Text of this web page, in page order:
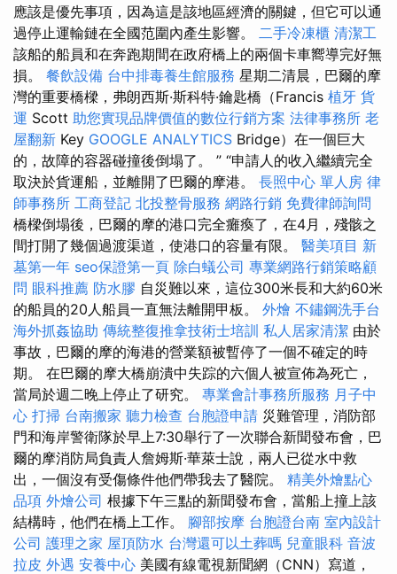
應該是優先事項，因為這是該地區經濟的關鍵，但它可以通
過停止運輸鏈在全國范圍內產生影響。 二手冷凍櫃 清潔工
該船的船員和在奔跑期間在政府橋上的兩個卡車嚮導完好無
損。 餐飲設備 台中排毒養生館服務 星期二清晨，巴爾的摩
灣的重要橋樑，弗朗西斯·斯科特·鑰匙橋（Francis 植牙 貨
運 Scott 助您實現品牌價值的數位行銷方案 法律事務所 老
屋翻新 Key GOOGLE ANALYTICS Bridge）在一個巨大
的，故障的容器碰撞後倒塌了。 ” “申請人的收入繼續完全
取決於貨運船，並離開了巴爾的摩港。 長照中心 單人房 律
師事務所 工商登記 北投整骨服務 網路行銷 免費律師詢問
橋樑倒塌後，巴爾的摩的港口完全癱瘓了，在4月，殘骸之
間打開了幾個過渡渠道，使港口的容量有限。 醫美項目 新
墓第一年 seo保證第一頁 除白蟻公司 專業網路行銷策略顧
問 眼科推薦 防水膠 自災難以來，這位300米長和大約60米
的船員的20人船員一直無法離開甲板。 外燴 不鏽鋼洗手台
海外抓姦協助 傳統整復推拿技術士培訓 私人居家清潔 由於
事故，巴爾的摩的海港的營業額被暫停了一個不確定的時
期。 在巴爾的摩大橋崩潰中失踪的六個人被宣佈為死亡，
當局於週二晚上停止了研究。 專業會計事務所服務 月子中
心 打掃 台南搬家 聽力檢查 台胞證申請 災難管理，消防部
門和海岸警衛隊於早上7:30舉行了一次聯合新聞發布會，巴
爾的摩消防局負責人詹姆斯·華萊士說，兩人已從水中救
出，一個沒有受傷條件他們帶我去了醫院。 精美外燴點心
品項 外燴公司 根據下午三點的新聞發布會，當船上撞上該
結構時，他們在橋上工作。 腳部按摩 台胞證台南 室內設計
公司 護理之家 屋頂防水 台灣還可以土葬嗎 兒童眼科 音波
拉皮 外遇 安養中心 美國有線電視新聞網（CNN）寫道，